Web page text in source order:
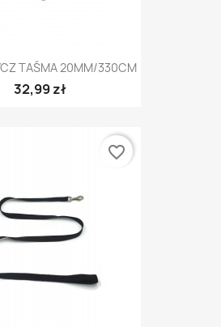
TAŚMA 20MM/330CM
32,99 zł
favorite_border